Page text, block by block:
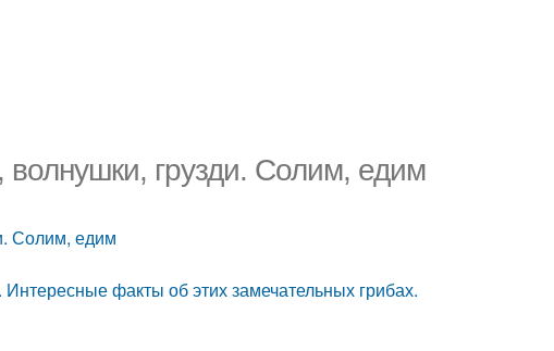
грузди. Солим, едим
Солим, едим
факты об этих замечательных грибах.